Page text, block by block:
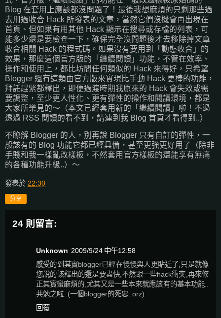
Blog 在套用上應該都沒問題了！最後我想麻煩的只剩那些過
去用過收合 Hack 所發表的文章，當然它們沒機會再出現在
首頁、但如果有用其他 Hack 顯示在搜尋或存檔的列表，可
能多少還是要檢查一下，確保完全沒問題後才去移除掉文章
收合相關 Hack 的程式碼。如果沒有要用到「動態收合」的
效果，那麼這個官方版的「繼續閱讀」功能，不管在效率、
操作和使用上，都比坊間任何類似的 Hack 來得好，只希望
Blogger 還有這類由官方版來實現比手動 Hack 更棒的功能，
拜託趕緊都釋出，即便過渡時期我原來的 Hack 會失效或需
要調整，至少更人性化、更有彈性的操作和閱讀環境，都是
大家所樂見的～（本文已經套用新的「繼續閱讀」啦！不過
透過 RSS 閱讀的看不到，請連到我 Blog 首頁才看得到..）
不瞭解 Blogger 的人，別再說 Blogger 只有自訂的彈性，一
般該有的 Blog 功能它都已經具備，甚至更強更好用了（除非
手賤和我一樣亂改樣板，不然套用官方樣板的還能享有無痛
的各種功能升級..）～
發表於 22:30
分享
24 則留言:
Unknown 2009/9/24 中午12:58
感受的到其實blogger已經在慢慢與人更貼近了,只是就像
您說的該釋出的還是要盡快,不然跟一些hack衝突,再來修
正其實蠻麻煩的,尤其又是一些本來就應該有的基本功能..
共勉之啦..(一個blogger的死忠..orz)
回覆